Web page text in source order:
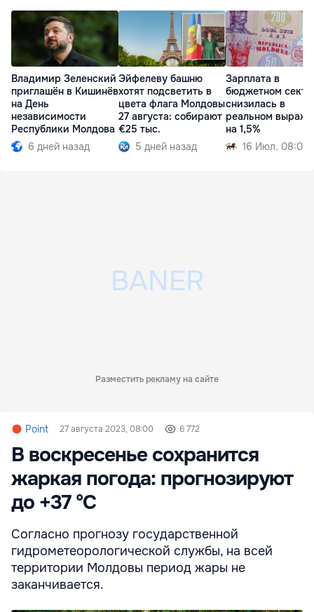
Владимир Зеленский
приглашён в Кишинёв
на День
независимости
Республики Молдова
6 дней назад
Эйфелеву башню
хотят подсветить в
цвета флага Молдовы
27 августа: собирают
€25 тыс.
5 дней назад
Зарплата в
бюджетном
снизилась в
реальном
на 1,5%
16 Июл. 08:02
Разместить рекламу на сайте
Point 27 августа 2023, 08:00 6 772
В воскресенье сохранится
жаркая погода: прогнозируют
до +37 °С
Согласно прогнозу государственной
гидрометеорологической службы, на всей
территории Молдовы период жары не
заканчивается.